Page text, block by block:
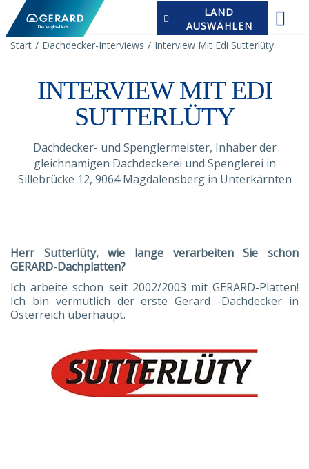
LAND
AUSWÄHLEN
Start
Dachdecker-Interviews Interview Mit Edi Sutterlüty
INTERVIEW MIT EDI
SUTTERLÜTY
Dachdecker- und Spenglermeister, Inhaber der
gleichnamigen Dachdeckerei und Spenglerei in
Sillebrücke 12, 9064 Magdalensberg in Unterkärnten
Herr Sutterlüty, wie lange verarbeiten Sie schon
GERARD-Dachplatten?
Ich arbeite schon seit 2002/2003 mit GERARD-Platten!
Ich bin vermutlich der erste Gerard -Dachdecker in
Österreich überhaupt.